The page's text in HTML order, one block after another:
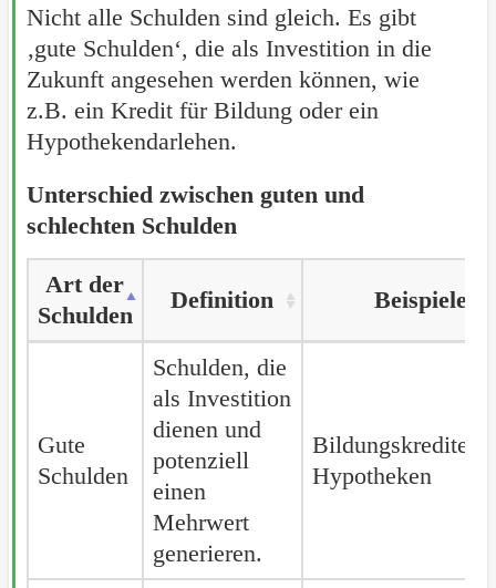
Nicht alle Schulden sind gleich. Es gibt
‚gute Schulden‘, die als Investition in die
Zukunft angesehen werden können, wie
z.B. ein Kredit für Bildung oder ein
Hypothekendarlehen.
Unterschied zwischen guten und
schlechten Schulden
Art der
Schulden
Definition Beispiele
Definition
Gute
Schulden
Schulden, die
als Investition
dienen und
potenziell
einen
Mehrwert
generieren.
Bildungskredite,
Hypotheken
Art der
Schulden
Gute
Schulden